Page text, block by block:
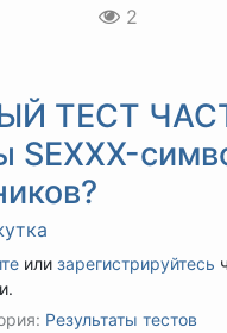
2
ТЕСТ
SEXXX-
или зарегистрируйтесь
Результаты тестов